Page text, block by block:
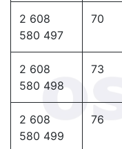
2 608
580 497
70
2 608
580 498
73
2 608
580 499
76